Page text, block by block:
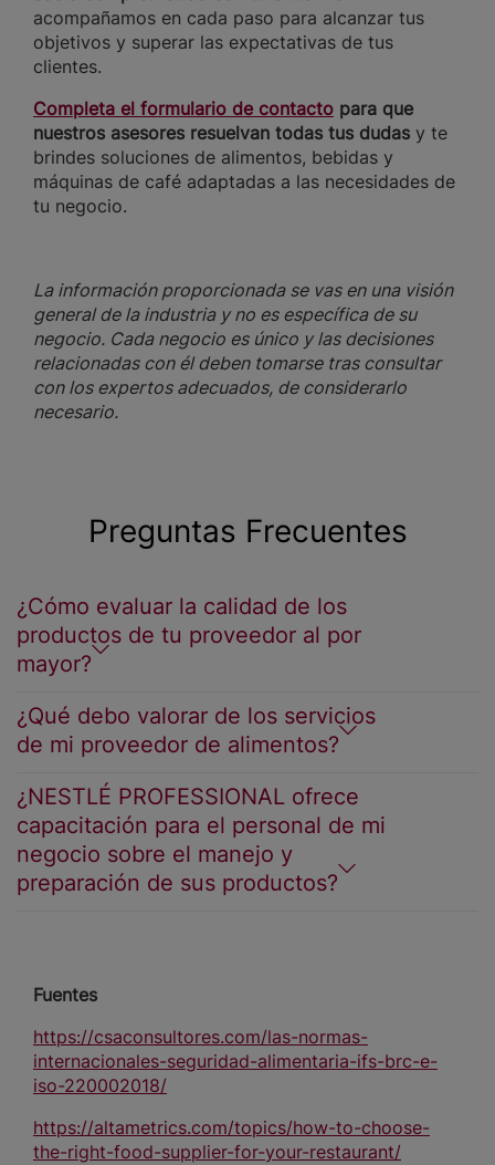
acompañamos en cada paso para alcanzar tus
objetivos y superar las expectativas de tus
clientes.
Completa el formulario de contacto para que
nuestros asesores resuelvan todas tus dudas y te
brindes soluciones de alimentos, bebidas y
máquinas de café adaptadas a las necesidades de
tu negocio.
La información proporcionada se vas en una visión
general de la industria y no es específica de su
negocio. Cada negocio es único y las decisiones
relacionadas con él deben tomarse tras consultar
con los expertos adecuados, de considerarlo
necesario.
Preguntas Frecuentes
¿Cómo evaluar la calidad de los
productos de tu proveedor al por
mayor?
¿Qué debo valorar de los servicios
de mi proveedor de alimentos?
¿NESTLÉ PROFESSIONAL ofrece
capacitación para el personal de mi
negocio sobre el manejo y
preparación de sus productos?
Fuentes
https://csaconsultores.com/las-normas-
internacionales-seguridad-alimentaria-ifs-brc-e-
iso-220002018/
https://altametrics.com/topics/how-to-choose-
the-right-food-supplier-for-your-restaurant/